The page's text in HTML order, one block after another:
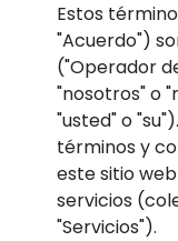
Estos
"Acuerdo")
("Operador
"nosotros" o
"usted" o
términos y
este sitio
servicios
"Servicios").